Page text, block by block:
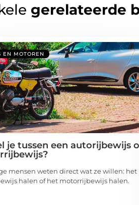
gerelateerde
EN MOTOREN
je tussen een autorijbewijs
mensen weten direct wat ze willen: het
halen of het motorrijbewijs halen.